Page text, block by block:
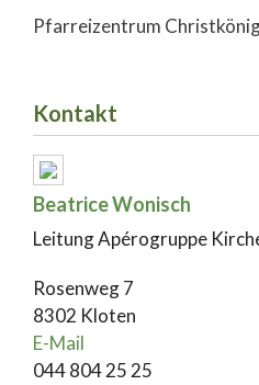
Pfarreizentrum
Kontakt
Beatrice Wonisch
Leitung Apérogruppe
Rosenweg 7
8302 Kloten
E-Mail
044 804 25 25